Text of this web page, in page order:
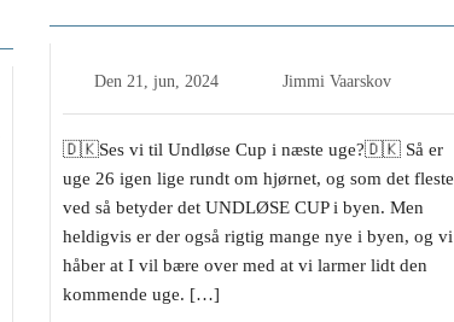
Den 21, jun, 2024 Jimmi Vaarskov
🇩🇰Ses vi til Undløse Cup i næste uge?🇩🇰 Så er
uge 26 igen lige rundt om hjørnet, og som det fleste
ved så betyder det UNDLØSE CUP i byen. Men
heldigvis er der også rigtig mange nye i byen, og vi
håber at I vil bære over med at vi larmer lidt den
kommende uge. […]